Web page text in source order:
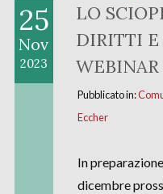
LO
DIRITTI
25
Nov
2023
Pubblicato in:
Eccher
In
dicembre